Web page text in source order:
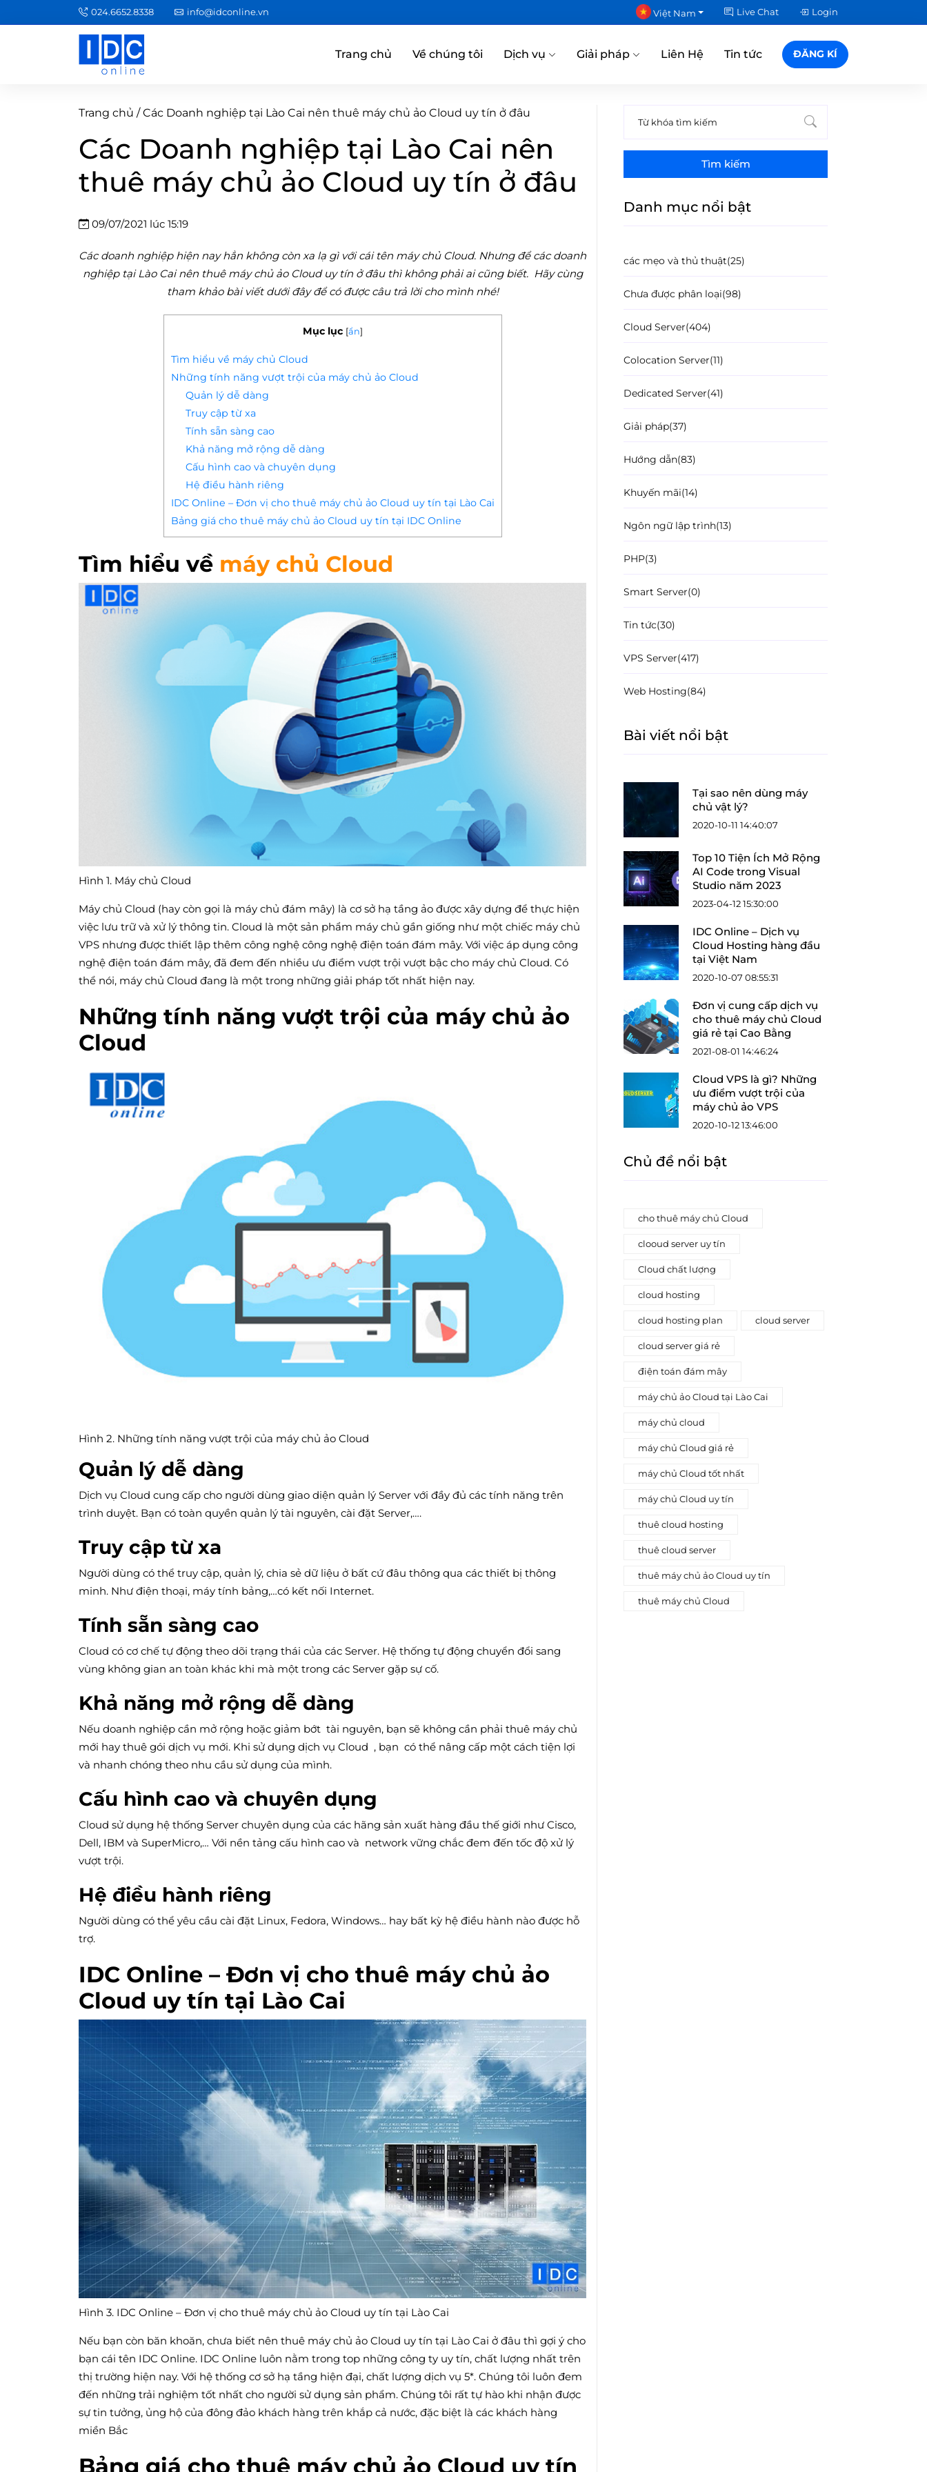
024.6652.8338 info@idconline.vn Việt Nam Live Chat Login
Trang chủ Về chúng tôi Dịch vụ Giải pháp Liên Hệ Tin tức ĐĂNG KÍ
Trang chủ /Các Doanh nghiệp tại Lào Cai nên thuê máy chủ ảo Cloud uy tín ở đâu
Các Doanh nghiệp tại Lào Cai nên
thuê máy chủ ảo Cloud uy tín ở đâu
09/07/2021 lúc 15:19
Các doanh nghiệp hiện nay hẳn không còn xa lạ gì với cái tên máy chủ Cloud. Nhưng để các doanh
nghiệp tại Lào Cai nên thuê máy chủ ảo Cloud uy tín ở đâu thì không phải ai cũng biết. Hãy cùng
tham khảo bài viết dưới đây để có được câu trả lời cho mình nhé!
Mục lục [ẩn]
Tìm hiểu về máy chủ Cloud
Những tính năng vượt trội của máy chủ ảo Cloud
Quản lý dễ dàng
Truy cập từ xa
Tính sẵn sàng cao
Khả năng mở rộng dễ dàng
Cấu hình cao và chuyên dụng
Hệ điều hành riêng
IDC Online – Đơn vị cho thuê máy chủ ảo Cloud uy tín tại Lào Cai
Bảng giá cho thuê máy chủ ảo Cloud uy tín tại IDC Online
Tìm hiểu về máy chủ Cloud
Hình 1. Máy chủ Cloud
Máy chủ Cloud (hay còn gọi là máy chủ đám mây) là cơ sở hạ tầng ảo được xây dựng để thực hiện
việc lưu trữ và xử lý thông tin. Cloud là một sản phẩm máy chủ gần giống như một chiếc máy chủ
VPS nhưng được thiết lập thêm công nghệ công nghệ điện toán đám mây. Với việc áp dụng công
nghệ điện toán đám mây, đã đem đến nhiều ưu điểm vượt trội vượt bậc cho máy chủ Cloud. Có
thể nói, máy chủ Cloud đang là một trong những giải pháp tốt nhất hiện nay.
Những tính năng vượt trội của máy chủ ảo
Cloud
Hình 2. Những tính năng vượt trội của máy chủ ảo Cloud
Quản lý dễ dàng
Dịch vụ Cloud cung cấp cho người dùng giao diện quản lý Server với đầy đủ các tính năng trên
trình duyệt. Bạn có toàn quyền quản lý tài nguyên, cài đặt Server,….
Truy cập từ xa
Người dùng có thể truy cập, quản lý, chia sẻ dữ liệu ở bất cứ đâu thông qua các thiết bị thông
minh. Như điện thoại, máy tính bảng,…có kết nối Internet.
Tính sẵn sàng cao
Cloud có cơ chế tự động theo dõi trạng thái của các Server. Hệ thống tự động chuyển đổi sang
vùng không gian an toàn khác khi mà một trong các Server gặp sự cố.
Khả năng mở rộng dễ dàng
Nếu doanh nghiệp cần mở rộng hoặc giảm bớt tài nguyên, bạn sẽ không cần phải thuê máy chủ
mới hay thuê gói dịch vụ mới. Khi sử dụng dịch vụ Cloud , bạn có thể nâng cấp một cách tiện lợi
và nhanh chóng theo nhu cầu sử dụng của mình.
Cấu hình cao và chuyên dụng
Cloud sử dụng hệ thống Server chuyên dụng của các hãng sản xuất hàng đầu thế giới như Cisco,
Dell, IBM và SuperMicro,… Với nền tảng cấu hình cao và network vững chắc đem đến tốc độ xử lý
vượt trội.
Hệ điều hành riêng
Người dùng có thể yêu cầu cài đặt Linux, Fedora, Windows… hay bất kỳ hệ điều hành nào được hỗ
trợ.
IDC Online – Đơn vị cho thuê máy chủ ảo
Cloud uy tín tại Lào Cai
Hình 3. IDC Online – Đơn vị cho thuê máy chủ ảo Cloud uy tín tại Lào Cai
Nếu bạn còn băn khoăn, chưa biết nên thuê máy chủ ảo Cloud uy tín tại Lào Cai ở đâu thì gợi ý cho
bạn cái tên IDC Online. IDC Online luôn nằm trong top những công ty uy tín, chất lượng nhất trên
thị trường hiện nay. Với hệ thống cơ sở hạ tầng hiện đại, chất lượng dịch vụ 5*. Chúng tôi luôn đem
đến những trải nghiệm tốt nhất cho người sử dụng sản phẩm. Chúng tôi rất tự hào khi nhận được
sự tin tưởng, ủng hộ của đông đảo khách hàng trên khắp cả nước, đặc biệt là các khách hàng
miền Bắc
Bảng giá cho thuê máy chủ ảo Cloud uy tín
Tìm kiếm
Danh mục nổi bật
các mẹo và thủ thuật(25)
Chưa được phân loại(98)
Cloud Server(404)
Colocation Server(11)
Dedicated Server(41)
Giải pháp(37)
Hướng dẫn(83)
Khuyến mãi(14)
Ngôn ngữ lập trình(13)
PHP(3)
Smart Server(0)
Tin tức(30)
VPS Server(417)
Web Hosting(84)
Bài viết nổi bật
Tại sao nên dùng máy
chủ vật lý?
2020-10-11 14:40:07
Top 10 Tiện Ích Mở Rộng
AI Code trong Visual
Studio năm 2023
2023-04-12 15:30:00
IDC Online – Dịch vụ
Cloud Hosting hàng đầu
tại Việt Nam
2020-10-07 08:55:31
Đơn vị cung cấp dịch vụ
cho thuê máy chủ Cloud
giá rẻ tại Cao Bằng
2021-08-01 14:46:24
Cloud VPS là gì? Những
ưu điểm vượt trội của
máy chủ ảo VPS
2020-10-12 13:46:00
Chủ đề nổi bật
cho thuê máy chủ Cloud
clooud server uy tín
Cloud chất lượng
cloud hosting
cloud hosting plan cloud server
cloud server giá rẻ
điện toán đám mây
máy chủ ảo Cloud tại Lào Cai
máy chủ cloud
máy chủ Cloud giá rẻ
máy chủ Cloud tốt nhất
máy chủ Cloud uy tín
thuê cloud hosting
thuê cloud server
thuê máy chủ ảo Cloud uy tín
thuê máy chủ Cloud